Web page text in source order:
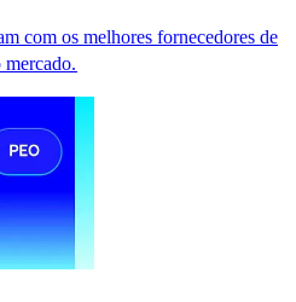
com os melhores fornecedores de